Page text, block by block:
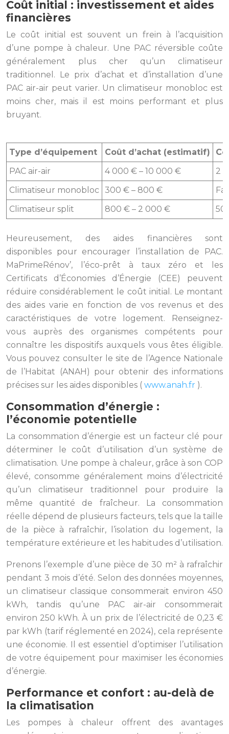
Coût initial : investissement et aides
financières
Le coût initial est souvent un frein à l’acquisition
d’une pompe à chaleur. Une PAC réversible coûte
généralement plus cher qu’un climatiseur
traditionnel. Le prix d’achat et d’installation d’une
PAC air-air peut varier. Un climatiseur monobloc est
moins cher, mais il est moins performant et plus
bruyant.
Type d’équipement Coût d’achat (estimatif)
PAC air-air
4 000 € – 10 000 €
2
Climatiseur monobloc 300 € – 800 €
Climatiseur split
800 € – 2 000 €
Heureusement, des aides financières sont
disponibles pour encourager l’installation de PAC.
MaPrimeRénov’, l’éco-prêt à taux zéro et les
Certificats d’Économies d’Énergie (CEE) peuvent
réduire considérablement le coût initial. Le montant
des aides varie en fonction de vos revenus et des
caractéristiques de votre logement. Renseignez-
vous auprès des organismes compétents pour
connaître les dispositifs auxquels vous êtes éligible.
Vous pouvez consulter le site de l’Agence Nationale
de l’Habitat (ANAH) pour obtenir des informations
précises sur les aides disponibles ( www.anah.fr ).
Consommation d’énergie :
l’économie potentielle
La consommation d’énergie est un facteur clé pour
déterminer le coût d’utilisation d’un système de
climatisation. Une pompe à chaleur, grâce à son COP
élevé, consomme généralement moins d’électricité
qu’un climatiseur traditionnel pour produire la
même quantité de fraîcheur. La consommation
réelle dépend de plusieurs facteurs, tels que la taille
de la pièce à rafraîchir, l’isolation du logement, la
température extérieure et les habitudes d’utilisation.
Prenons l’exemple d’une pièce de 30 m² à rafraîchir
pendant 3 mois d’été. Selon des données moyennes,
un climatiseur classique consommerait environ 450
kWh, tandis qu’une PAC air-air consommerait
environ 250 kWh. À un prix de l’électricité de 0,23 €
par kWh (tarif réglementé en 2024), cela représente
une économie. Il est essentiel d’optimiser l’utilisation
de votre équipement pour maximiser les économies
d’énergie.
Performance et confort : au-delà de
la climatisation
Les pompes à chaleur offrent des avantages